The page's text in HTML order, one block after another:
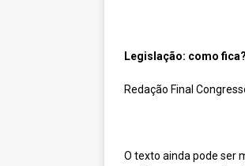
Legislação: como fica?
Redação Final
O texto ainda pode ser